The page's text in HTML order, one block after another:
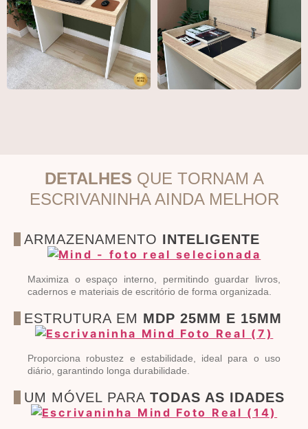
DETALHES QUE TORNAM A
ESCRIVANINHA AINDA MELHOR
ARMAZENAMENTO INTELIGENTE
Maximiza o espaço interno, permitindo guardar livros,
cadernos e materiais de escritório de forma organizada.
ESTRUTURA EM MDP 25MM E 15MM
Proporciona robustez e estabilidade, ideal para o uso
diário, garantindo longa durabilidade.
UM MÓVEL PARA TODAS AS IDADES